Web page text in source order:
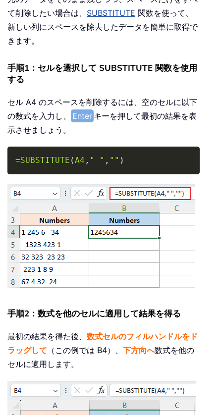
て削除したい場合は、 SUBSTITUTE 関数を使って、
新しい列にスペースを除去したデータを簡単に取得で
きます。
手順1：セルを選択して SUBSTITUTE 関数を使用
する
セル A4 のスペースを削除するには、空のセルに以下
の数式を入力し、
Enter キーを押して最初の結果を表
示させましょう。
=SUBSTITUTE (A4 , " " , "" )
手順2：数式を他のセルに適用して結果を得る
最初の結果を得た後、 数式セルのフィルハンドルをド
ラッグして （この例では B4）、 下方向へ数式を他の
セルに適用します。